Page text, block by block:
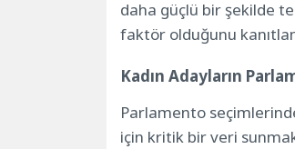
daha güçlü bir şekilde
faktör olduğunu
Kadın Adayların
Parlamento
için kritik bir veri